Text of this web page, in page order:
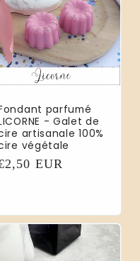
parfumé
- Galet de
artisanale 100%
végétale
EUR